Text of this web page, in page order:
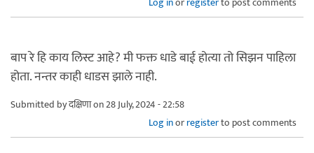
बाप रे हि काय लिस्ट आहे? मी फक्त धाडे बाई होत्या तो सिझन पाहिला
होता. नन्तर काही धाडस झाले नाही.
Submitted byदक्षिणाon 28 July, 2024 - 22:58
Log inorregisterto post comments